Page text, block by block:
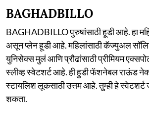
BAGHADBILLO
BAGHADBILLO पुरुषांसाठी हूडी आहे. हा
असून प्लेन हूडी आहे. महिलांसाठी कॅज्युअल
युनिसेक्स मुलं आणि प्रौढांसाठी प्रीमियम
स्लीव्ह स्वेटशर्ट आहे. ही हुडी फॅशनेबल राऊंड
स्टायलिश लूकसाठी उत्तम आहे. तुम्ही हे स्वेटशर्ट
शकता.